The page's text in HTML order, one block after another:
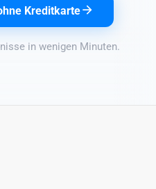
Kreditkarte
in wenigen Minuten.